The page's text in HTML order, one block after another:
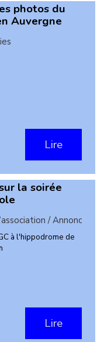
photos du
Auvergne
Lire
la soirée
/ Annonces
à l'hippodrome de
Lire